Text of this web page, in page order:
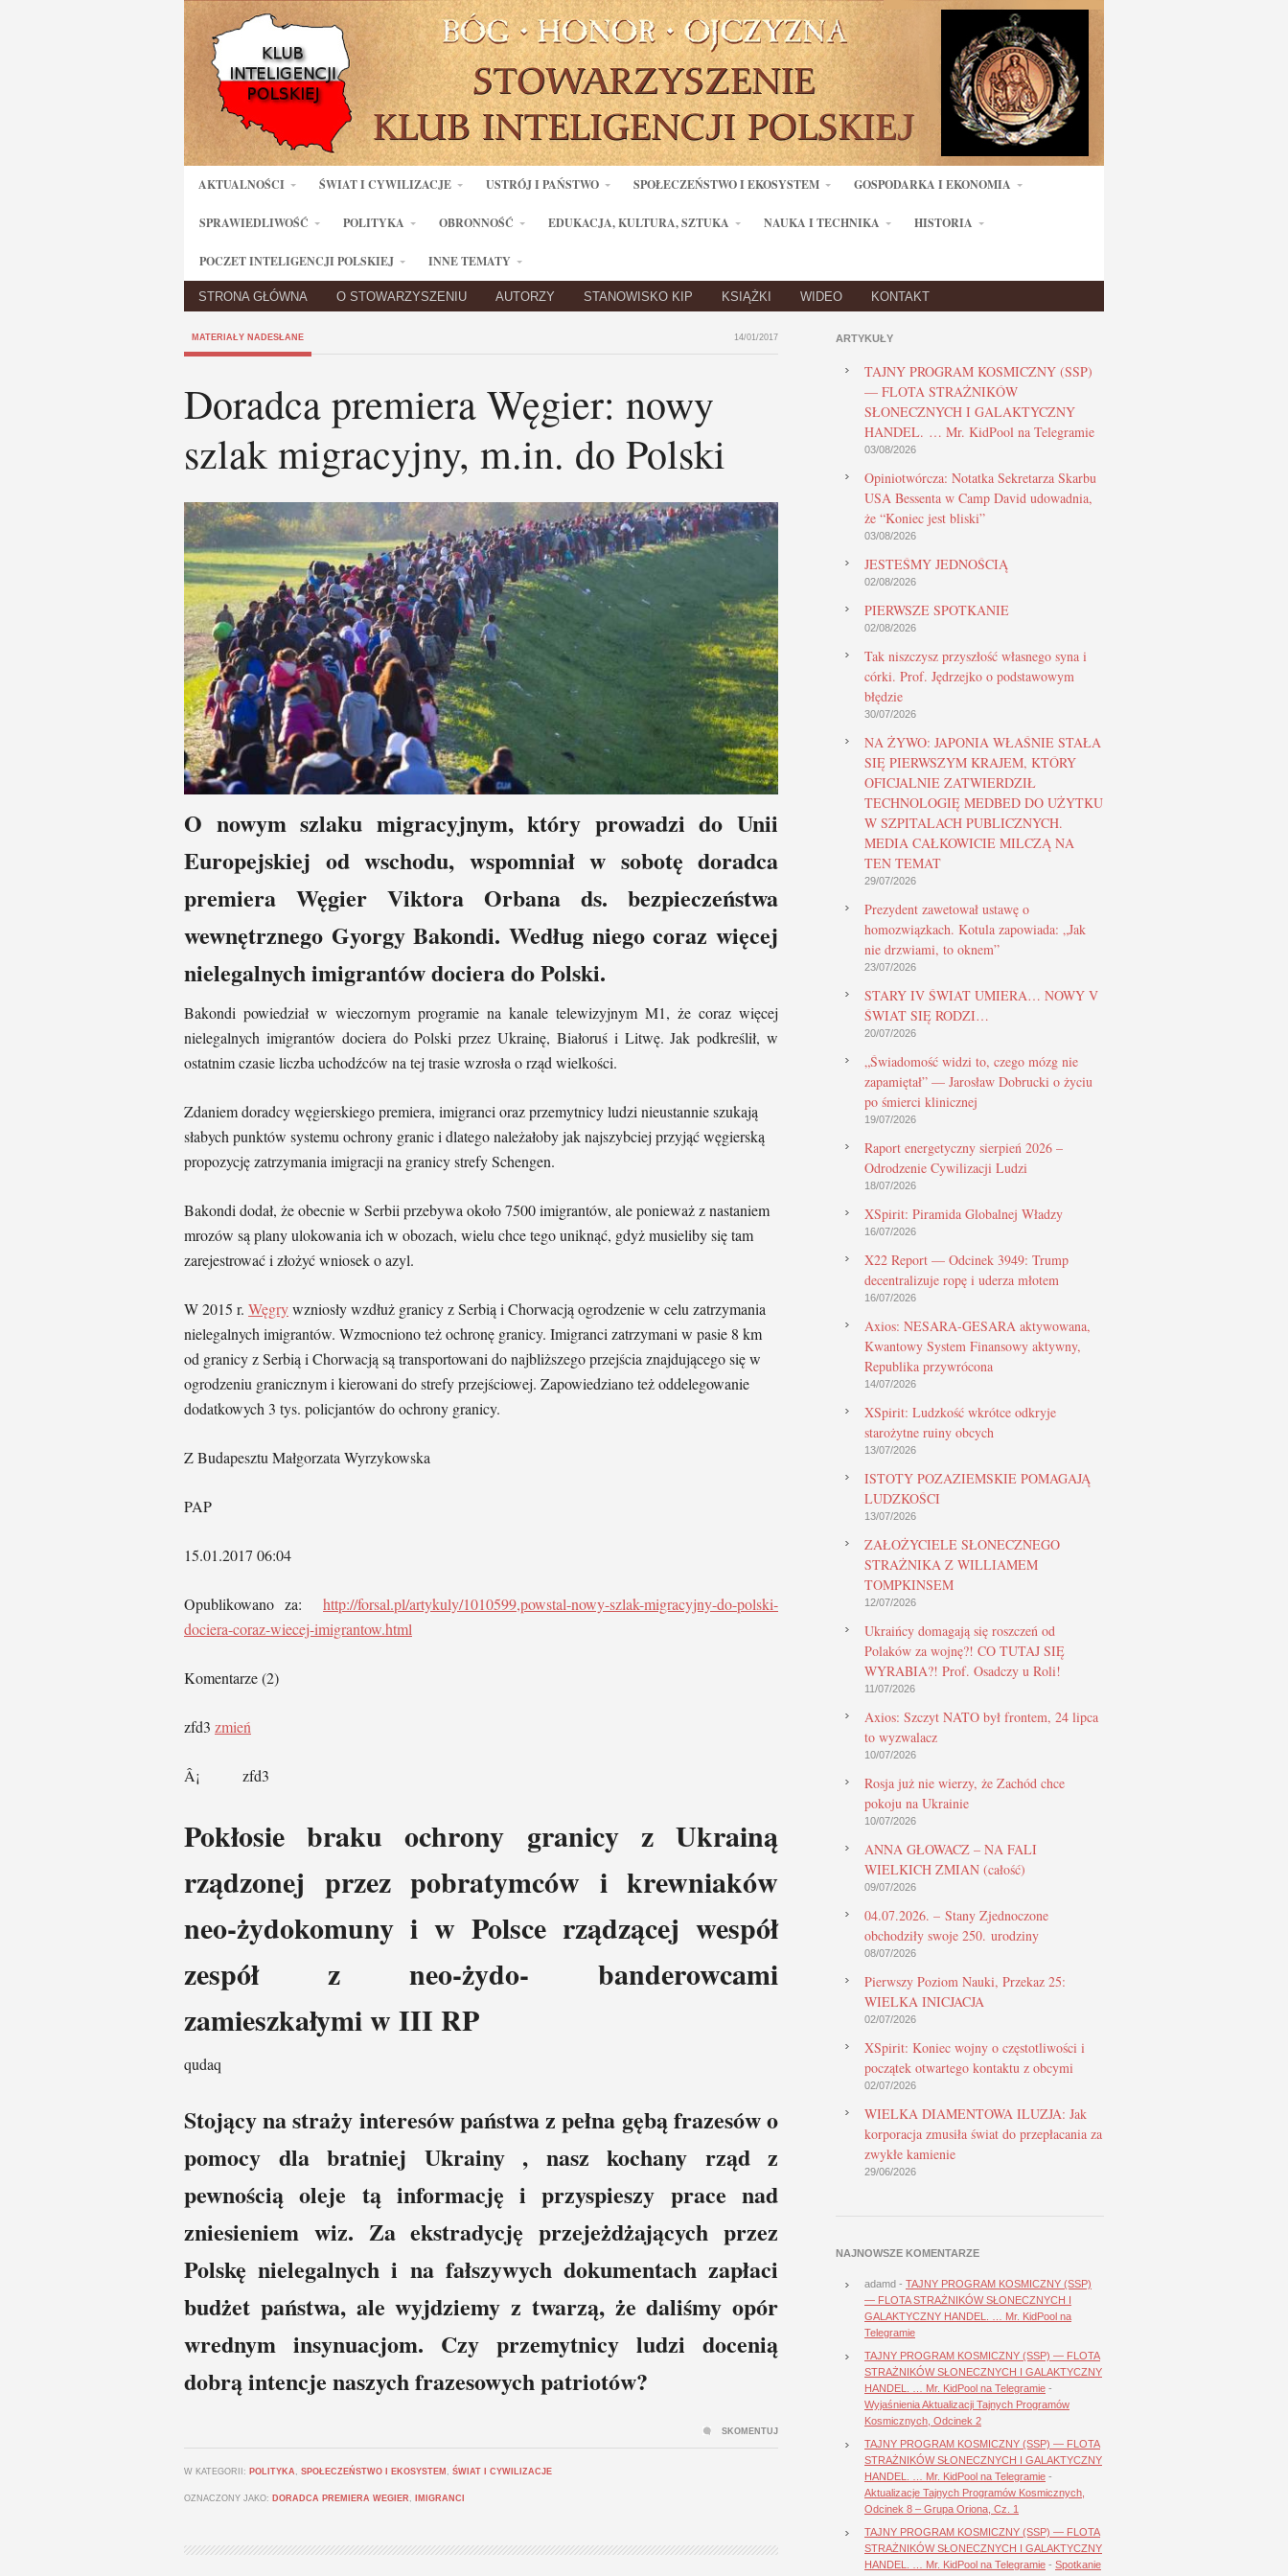
AKTUALNOŚCI ŚWIAT I CYWILIZACJE USTRÓJ I PAŃSTWO SPOŁECZEŃSTWO I EKOSYSTEM GOSPODARKA I EKONOMIA
SPRAWIEDLIWOŚĆ POLITYKA OBRONNOŚĆ EDUKACJA, KULTURA, SZTUKA NAUKA I TECHNIKA HISTORIA
POCZET INTELIGENCJI POLSKIEJ INNE TEMATY
STRONA GŁÓWNA O STOWARZYSZENIU AUTORZY STANOWISKO KIP KSIĄŻKI WIDEO KONTAKT
MATERIAŁY NADESŁANE 14/01/2017
Doradca premiera Węgier: nowy
szlak migracyjny, m.in. do Polski
O nowym szlaku migracyjnym, który prowadzi do Unii
Europejskiej od wschodu, wspomniał w sobotę doradca
premiera Węgier Viktora Orbana ds. bezpieczeństwa
wewnętrznego Gyorgy Bakondi. Według niego coraz więcej
nielegalnych imigrantów dociera do Polski.
Bakondi powiedział w wieczornym programie na kanale telewizyjnym M1, że coraz więcej
nielegalnych imigrantów dociera do Polski przez Ukrainę, Białoruś i Litwę. Jak podkreślił, w
ostatnim czasie liczba uchodźców na tej trasie wzrosła o rząd wielkości.
Zdaniem doradcy węgierskiego premiera, imigranci oraz przemytnicy ludzi nieustannie szukają
słabych punktów systemu ochrony granic i dlatego należałoby jak najszybciej przyjąć węgierską
propozycję zatrzymania imigracji na granicy strefy Schengen.
Bakondi dodał, że obecnie w Serbii przebywa około 7500 imigrantów, ale ponieważ z nastaniem
mrozów są plany ulokowania ich w obozach, wielu chce tego uniknąć, gdyż musieliby się tam
zarejestrować i złożyć wniosek o azyl.
W 2015 r. Węgrywzniosły wzdłuż granicy z Serbią i Chorwacją ogrodzenie w celu zatrzymania
nielegalnych imigrantów. Wzmocniono też ochronę granicy. Imigranci zatrzymani w pasie 8 km
od granicy z Serbią i Chorwacją są transportowani do najbliższego przejścia znajdującego się w
ogrodzeniu granicznym i kierowani do strefy przejściowej. Zapowiedziano też oddelegowanie
dodatkowych 3 tys. policjantów do ochrony granicy.
Z Budapesztu Małgorzata Wyrzykowska
PAP
15.01.2017 06:04
Opublikowano za: http://forsal.pl/artykuly/1010599,powstal-nowy-szlak-migracyjny-do-polski-
dociera-coraz-wiecej-imigrantow.html
Komentarze (2)
zfd3 zmień
Â¡ zfd3
Pokłosie braku ochrony granicy z Ukrainą
rządzonej przez pobratymców i krewniaków
neo-żydokomuny i w Polsce rządzącej wespół
zespół z neo-żydo- banderowcami
zamieszkałymi w III RP
qudaq
Stojący na straży interesów państwa z pełna gębą frazesów o
pomocy dla bratniej Ukrainy , nasz kochany rząd z
pewnością oleje tą informację i przyspieszy prace nad
zniesieniem wiz. Za ekstradycję przejeżdżających przez
Polskę nielegalnych i na fałszywych dokumentach zapłaci
budżet państwa, ale wyjdziemy z twarzą, że daliśmy opór
wrednym insynuacjom. Czy przemytnicy ludzi docenią
dobrą intencje naszych frazesowych patriotów?
W KATEGORII: POLITYKA SPOŁECZEŃSTWO I EKOSYSTEM ŚWIAT I CYWILIZACJE
OZNACZONY JAKO: DORADCA PREMIERA WEGIER IMIGRANCI
SKOMENTUJ
ARTYKUŁY
TAJNY PROGRAM KOSMICZNY (SSP)
— FLOTA STRAŻNIKÓW
SŁONECZNYCH I GALAKTYCZNY
HANDEL. … Mr. KidPool na Telegramie
03/08/2026
Opiniotwórcza: Notatka Sekretarza Skarbu
USA Bessenta w Camp David udowadnia,
że “Koniec jest bliski”
03/08/2026
JESTEŚMY JEDNOŚCIĄ
02/08/2026
PIERWSZE SPOTKANIE
02/08/2026
Tak niszczysz przyszłość własnego syna i
córki. Prof. Jędrzejko o podstawowym
błędzie
30/07/2026
NA ŻYWO: JAPONIA WŁAŚNIE STAŁA
SIĘ PIERWSZYM KRAJEM, KTÓRY
OFICJALNIE ZATWIERDZIŁ
TECHNOLOGIĘ MEDBED DO UŻYTKU
W SZPITALACH PUBLICZNYCH.
MEDIA CAŁKOWICIE MILCZĄ NA
TEN TEMAT
29/07/2026
Prezydent zawetował ustawę o
homozwiązkach. Kotula zapowiada: „Jak
nie drzwiami, to oknem”
23/07/2026
STARY IV ŚWIAT UMIERA… NOWY V
ŚWIAT SIĘ RODZI…
20/07/2026
„Świadomość widzi to, czego mózg nie
zapamiętał” — Jarosław Dobrucki o życiu
po śmierci klinicznej
19/07/2026
Raport energetyczny sierpień 2026 –
Odrodzenie Cywilizacji Ludzi
18/07/2026
XSpirit: Piramida Globalnej Władzy
16/07/2026
X22 Report — Odcinek 3949: Trump
decentralizuje ropę i uderza młotem
16/07/2026
Axios: NESARA-GESARA aktywowana,
Kwantowy System Finansowy aktywny,
Republika przywrócona
14/07/2026
XSpirit: Ludzkość wkrótce odkryje
starożytne ruiny obcych
13/07/2026
ISTOTY POZAZIEMSKIE POMAGAJĄ
LUDZKOŚCI
13/07/2026
ZAŁOŻYCIELE SŁONECZNEGO
STRAŻNIKA Z WILLIAMEM
TOMPKINSEM
12/07/2026
Ukraińcy domagają się roszczeń od
Polaków za wojnę?! CO TUTAJ SIĘ
WYRABIA?! Prof. Osadczy u Roli!
11/07/2026
Axios: Szczyt NATO był frontem, 24 lipca
to wyzwalacz
10/07/2026
Rosja już nie wierzy, że Zachód chce
pokoju na Ukrainie
10/07/2026
ANNA GŁOWACZ – NA FALI
WIELKICH ZMIAN (całość)
09/07/2026
04.07.2026. – Stany Zjednoczone
obchodziły swoje 250. urodziny
08/07/2026
Pierwszy Poziom Nauki, Przekaz 25:
WIELKA INICJACJA
02/07/2026
XSpirit: Koniec wojny o częstotliwości i
początek otwartego kontaktu z obcymi
02/07/2026
WIELKA DIAMENTOWA ILUZJA: Jak
korporacja zmusiła świat do przepłacania za
zwykłe kamienie
29/06/2026
NAJNOWSZE KOMENTARZE
adamd - TAJNY PROGRAM KOSMICZNY (SSP)
— FLOTA STRAŻNIKÓW SŁONECZNYCH I
GALAKTYCZNY HANDEL. … Mr. KidPool na
Telegramie
TAJNY PROGRAM KOSMICZNY (SSP) — FLOTA
STRAŻNIKÓW SŁONECZNYCH I GALAKTYCZNY
HANDEL. … Mr. KidPool na Telegramie -
Wyjaśnienia Aktualizacji Tajnych Programów
Kosmicznych, Odcinek 2
TAJNY PROGRAM KOSMICZNY (SSP) — FLOTA
STRAŻNIKÓW SŁONECZNYCH I GALAKTYCZNY
HANDEL. … Mr. KidPool na Telegramie -
Aktualizacje Tajnych Programów Kosmicznych,
Odcinek 8 – Grupa Oriona, Cz. 1
TAJNY PROGRAM KOSMICZNY (SSP) — FLOTA
STRAŻNIKÓW SŁONECZNYCH I GALAKTYCZNY
HANDEL. … Mr. KidPool na Telegramie - Spotkanie